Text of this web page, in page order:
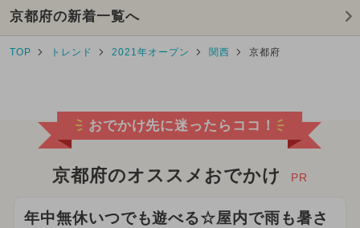
京都府の新着一覧へ
TOP トレンド 2021年オープン 関西 京都府
おでかけ先に迷ったらココ！
京都府のオススメおでかけ PR
年中無休いつでも遊べる☆屋内で雨も暑さ